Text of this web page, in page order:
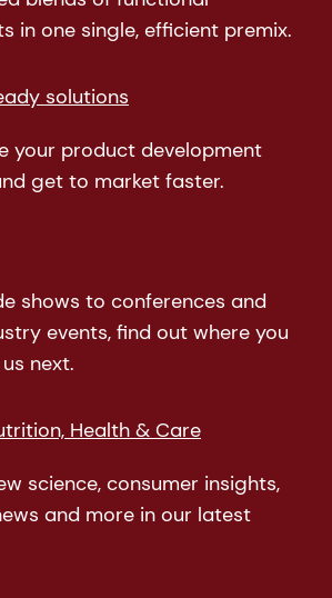
in one single, efficient premix.
solutions
your product development
get to market faster.
shows to conferences and
events, find out where you
next.
Health & Care
science, consumer insights,
and more in our latest